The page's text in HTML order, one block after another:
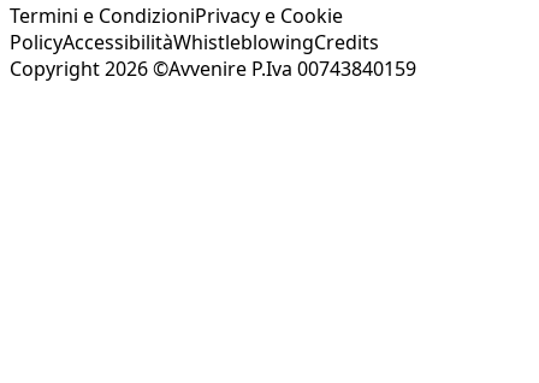
Termini e CondizioniPrivacy e Cookie
PolicyAccessibilitàWhistleblowingCredits
Copyright 2026 ©Avvenire P.Iva 00743840159